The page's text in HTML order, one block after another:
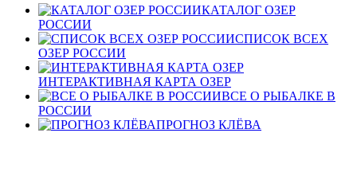
КАТАЛОГ ОЗЕР
РОССИИ
СПИСОК ВСЕХ
ОЗЕР РОССИИ
ИНТЕРАКТИВНАЯ КАРТА ОЗЕР
ВСЕ О РЫБАЛКЕ В
РОССИИ
ПРОГНОЗ КЛЁВА